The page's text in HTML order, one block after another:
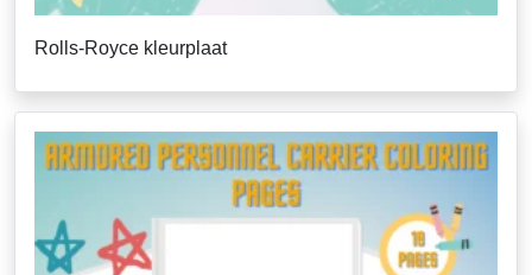
Rolls-Royce kleurplaat